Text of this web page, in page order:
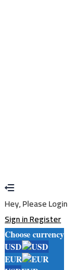
Hey, Please Login
Sign inRegister
Choose currency
USD
EUR